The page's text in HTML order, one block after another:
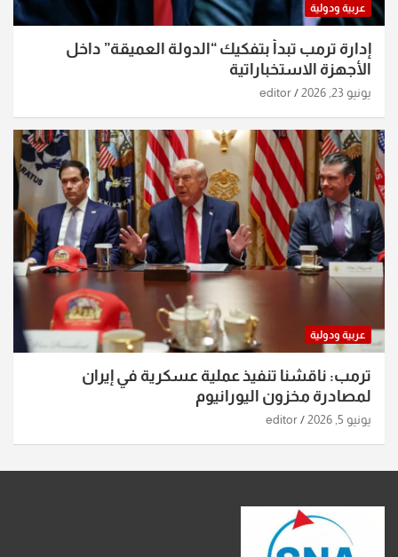
عربية ودولية
إدارة ترمب تبدأ بتفكيك “الدولة العميقة” داخل
الأجهزة الاستخباراتية
يونيو 23, 2026 editor
عربية ودولية
ترمب: ناقشنا تنفيذ عملية عسكرية في إيران
لمصادرة مخزون اليورانيوم
يونيو 5, 2026 editor